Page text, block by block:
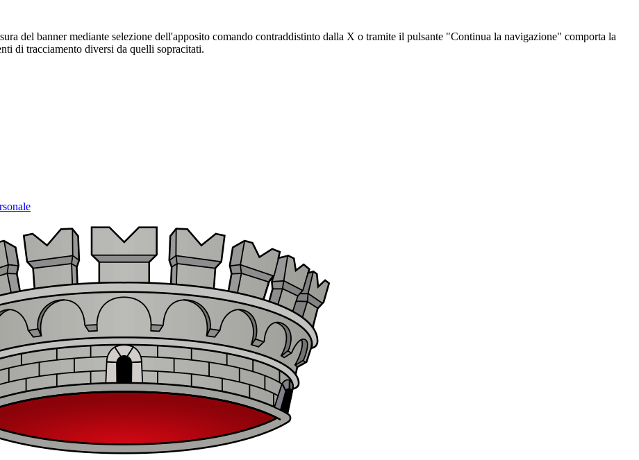
del banner mediante selezione dell'apposito comando contraddistinto dalla X o tramite il pulsante "Continua la navigazione" comporta la
di tracciamento diversi da quelli sopracitati.